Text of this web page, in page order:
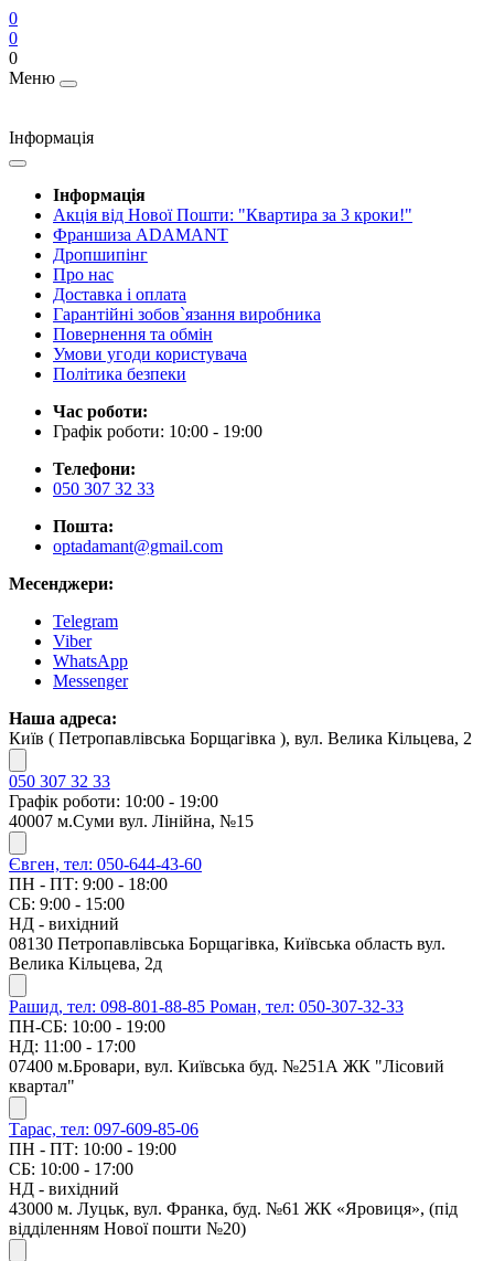
0
0
0
Меню
Інформація
Інформація
Акція від Нової Пошти: "Квартира за 3 кроки!"
Франшиза ADAMANT
Дропшипінг
Про нас
Доставка і оплата
Гарантійні зобов`язання виробника
Повернення та обмін
Умови угоди користувача
Політика безпеки
Час роботи:
Графік роботи: 10:00 - 19:00
Телефони:
050 307 32 33
Пошта:
optadamant@gmail.com
Месенджери:
Telegram
Viber
WhatsApp
Messenger
Наша адреса:
Київ ( Петропавлівська Борщагівка ), вул. Велика Кільцева, 2
050 307 32 33
Графік роботи: 10:00 - 19:00
40007 м.Суми вул. Лінійна, №15
Євген, тел: 050-644-43-60
ПН - ПТ: 9:00 - 18:00
СБ: 9:00 - 15:00
НД - вихідний
08130 Петропавлівська Борщагівка, Київська область вул.
Велика Кільцева, 2д
Рашид, тел: 098-801-88-85 Роман, тел: 050-307-32-33
ПН-СБ: 10:00 - 19:00
НД: 11:00 - 17:00
07400 м.Бровари, вул. Київська буд. №251А ЖК "Лісовий
квартал"
Тарас, тел: 097-609-85-06
ПН - ПТ: 10:00 - 19:00
СБ: 10:00 - 17:00
НД - вихідний
43000 м. Луцьк, вул. Франка, буд. №61 ЖК «Яровиця», (під
відділенням Нової пошти №20)